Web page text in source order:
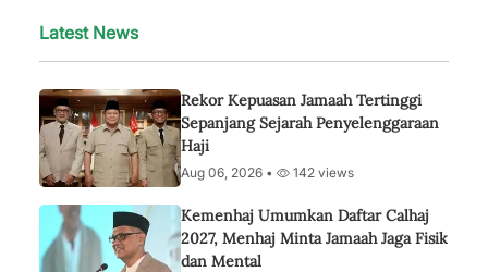
Latest News
Rekor Kepuasan Jamaah Tertinggi
Sepanjang Sejarah Penyelenggaraan
Haji
Aug 06, 2026 • 142 views
Kemenhaj Umumkan Daftar Calhaj
2027, Menhaj Minta Jamaah Jaga Fisik
dan Mental